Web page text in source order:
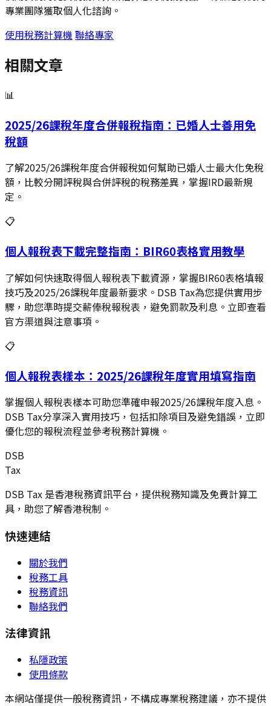
專業團隊獲取個人化諮詢。
使用稅務計算機 聯絡專家
相關文章
📊
2025/26課稅年度合併報稅指南：已婚人士善用免
稅額
了解2025/26課稅年度合併報稅如何幫助已婚人士最大化免稅
額，比較分開評稅與合併評稅的稅務差異，掌握IRD最新規
定。
📋
個人報稅表下載完整指南：BIR60表格實用教學
了解如何快速取得個人報稅表下載資源，掌握BIR60表格填報
技巧及2025/26課稅年度最新要求。DSB Tax為您提供實用步
驟，助您準時提交薪俸稅報稅表，避免罰款及利息。立即查看
官方渠道與注意事項。
📋
個人報稅表樣本：2025/26課稅年度實用填寫指南
掌握個人報稅表樣本可助您準確申報2025/26課稅年度入息。
DSB Tax分享深入實用技巧，包括扣除項目及避免錯誤，立即
優化您的報稅流程並參考稅務計算機。
DSB
Tax
DSB Tax 是香港稅務資訊平台，提供稅務知識及免費計算工
具，助您了解香港稅制。
快速連結
關於我們
稅務工具
稅務資訊
聯絡我們
法律資訊
私隱政策
使用條款
本網站僅提供一般稅務資訊，不構成專業稅務建議，亦不提供